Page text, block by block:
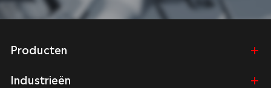
Producten
Industrieën